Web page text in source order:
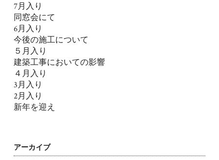
7月入り
同窓会にて
6月入り
今後の施工について
５月入り
建築工事においての影響
４月入り
3月入り
2月入り
新年を迎え
アーカイブ